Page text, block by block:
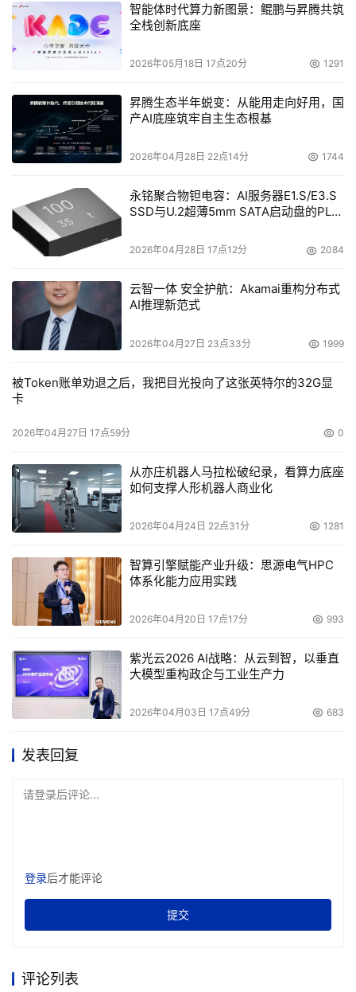
智能体时代算力新图景：鲲鹏与昇腾共筑
全栈创新底座
2026年05月18日 17点20分 1291
昇腾生态半年蜕变：从能用走向好用，国
产AI底座筑牢自主生态根基
2026年04月28日 22点14分 1744
永铭聚合物钽电容：AI服务器E1.S/E3.S
SSD与U.2超薄5mm SATA启动盘的PLP
2026年04月28日 17点12分 2084
云智一体 安全护航：Akamai重构分布式
AI推理新范式
2026年04月27日 23点33分 1999
被Token账单劝退之后，我把目光投向了这张英特尔的32G显
卡
2026年04月27日 17点59分 0
从亦庄机器人马拉松破纪录，看算力底座
如何支撑人形机器人商业化
2026年04月24日 22点31分 1281
智算引擎赋能产业升级：思源电气HPC
体系化能力应用实践
2026年04月20日 17点17分 993
紫光云2026 AI战略：从云到智，以垂直
大模型重构政企与工业生产力
2026年04月03日 17点49分 683
发表回复
请登录后评论...
登录后才能评论
提交
评论列表